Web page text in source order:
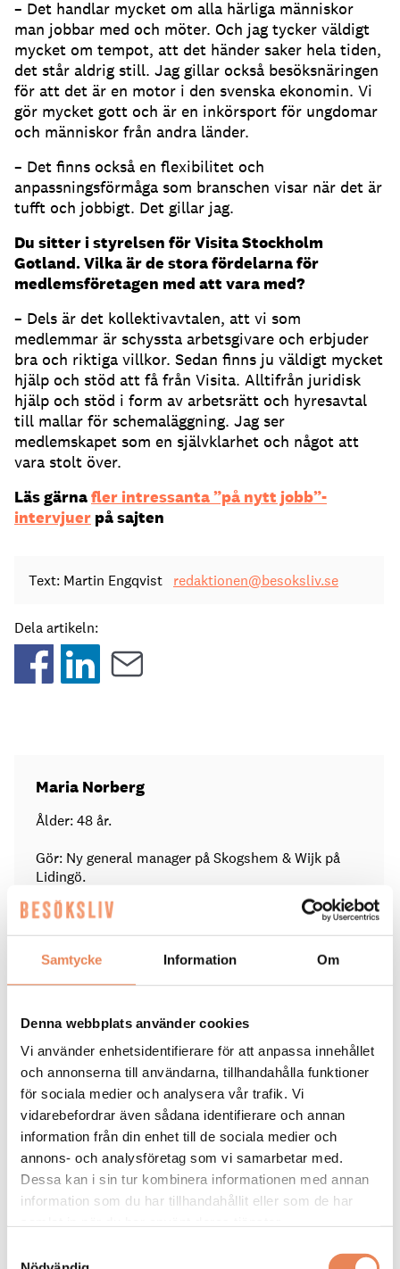
Samtycke Information Om
Denna webbplats använder cookies
Vi använder enhetsidentifierare för att anpassa innehållet
och annonserna till användarna, tillhandahålla funktioner
för sociala medier och analysera vår trafik. Vi
vidarebefordrar även sådana identifierare och annan
information från din enhet till de sociala medier och
annons- och analysföretag som vi samarbetar med.
Dessa kan i sin tur kombinera informationen med annan
information som du har tillhandahållit eller som de har
– Det handlar mycket om alla härliga människor
man jobbar med och möter. Och jag tycker väldigt
mycket om tempot, att det händer saker hela tiden,
det står aldrig still. Jag gillar också besöksnäringen
för att det är en motor i den svenska ekonomin. Vi
gör mycket gott och är en inkörsport för ungdomar
och människor från andra länder.
– Det finns också en flexibilitet och
anpassningsförmåga som branschen visar när det är
tufft och jobbigt. Det gillar jag.
Du sitter i styrelsen för Visita Stockholm
Gotland. Vilka är de stora fördelarna för
medlemsföretagen med att vara med?
– Dels är det kollektivavtalen, att vi som
medlemmar är schyssta arbetsgivare och erbjuder
bra och riktiga villkor. Sedan finns ju väldigt mycket
hjälp och stöd att få från Visita. Alltifrån juridisk
hjälp och stöd i form av arbetsrätt och hyresavtal
till mallar för schemaläggning. Jag ser
medlemskapet som en självklarhet och något att
vara stolt över.
Läs gärnafler intressanta ”på nytt jobb”-
intervjuer på sajten
Text: Martin Engqvist redaktionen@besoksliv.se
Dela artikeln:
Maria Norberg
Ålder: 48 år.
Gör: Ny general manager på Skogshem & Wijk på
Lidingö.
Bor: Centrala Stockholm.
Familj: Man, tre barn på 15, 20 och 25 år, hund.
Karriär: Drev i 20-årsåldern hotellet Åtorps Herrgård i
tolv år inom Scandickoncernen, följt av tolv år på
Stockholm Meeting Selection, de sista fem åren som
vd. Tillträdde i maj jobbet som general manager på
Skogshem & Wijk.
På fritiden: ”Jag jobbar mycket, så när jag är ledig
hänger jag mest med familjen. Jag tycker om mat och
dryck, att gå ut och äta.”